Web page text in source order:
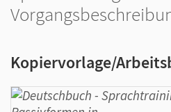
Kopiervorlage/